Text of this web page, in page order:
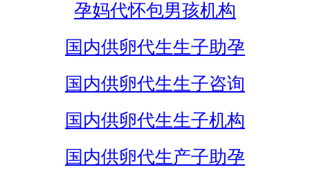
孕妈代怀包男孩机构
国内供卵代生生子助孕
国内供卵代生生子咨询
国内供卵代生生子机构
国内供卵代生产子助孕